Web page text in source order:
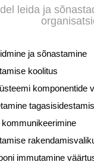
leida ja
ja sõnastamine
koolitus
komponentide
immutamine